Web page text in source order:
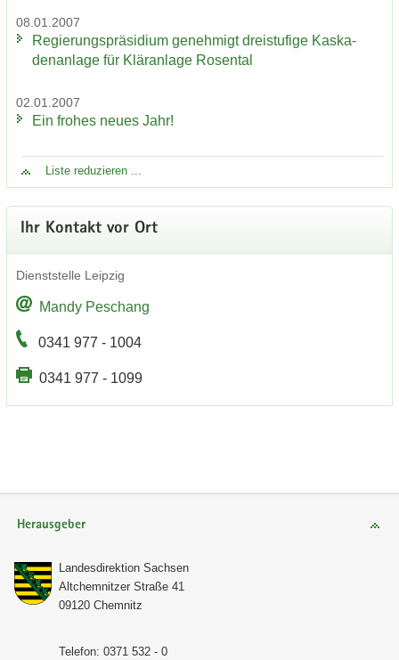
08.01.2007
Re­gie­rungs­prä­si­di­um ge­neh­migt drei­stu­fi­ge Kas­ka­
den­an­la­ge für Klär­an­la­ge Ro­sen­tal
02.01.2007
Ein fro­hes neues Jahr!
Liste re­du­zie­ren ...
Ihr Kon­takt vor Ort
Dienst­stel­le Leip­zig
Mandy Peschang
0341 977 - 1004
0341 977 - 1099
Herausgeber
Lan­des­di­rek­ti­on Sach­sen
Alt­chem­nit­zer Stra­ße 41
09120 Chem­nitz
Te­le­fon: 0371 532 - 0